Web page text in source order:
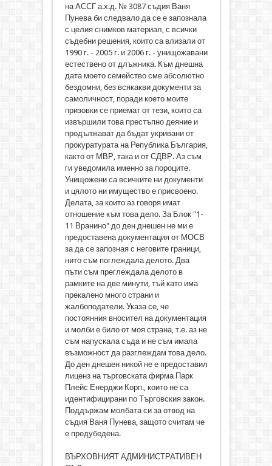
на АССГ а.х.д. № 3087 съдия Ваня
Пунева би следвало да се е запознала
с целия снимков материал, с всички
съдебни решения, които са влизали от
1990 г. - 2005 г. и 2006 г. - унищожавани
естествено от длъжника. Към днешна
дата моето семейство сме абсолютно
бездомни, без всякакви документи за
самоличност, поради което моите
призовки се приемат от тези, които са
извършили това престъпно деяние и
продължават да бъдат укривани от
прокуратурата на Република България,
както от МВР, така и от СДВР. Аз съм
ги уведомила именно за пороците.
Унищожени са всичките ни документи
и цялото ни имущество е присвоено.
Делата, за които аз говоря имат
отношение към това дело. За Блок "1-
11 Вранино" до ден днешен не ми е
предоставена документация от МОСВ
за да се запозная с неговите граници,
нито съм поглеждала делото. Два
пъти съм преглеждала делото в
рамките на две минути, тъй като има
прекалено много страни и
жалбоподатели. Указа се, че
постоянния вносител на документация
и молби е било от моя страна, т.е. аз не
съм напускала съда и не съм имала
възможност да разглеждам това дело.
До ден днешен никой не е предоставил
лиценз на търговската фирма Парк
Плейс Енерджи Корп., които не са
идентифицирани по Търговския закон.
Поддържам молбата си за отвод на
съдия Ваня Пунева, защото считам че
е предубедена.
ВЪРХОВНИЯТ АДМИНИСТРАТИВЕН